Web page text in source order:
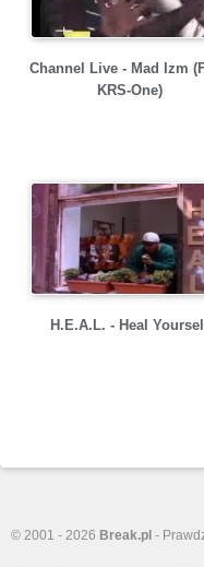
Channel Live - Mad Izm
KRS-One)
H.E.A.L. - Heal
© 2001 - 2026 Break.pl -